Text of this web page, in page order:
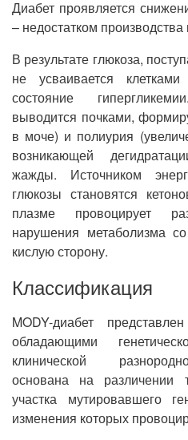
Диабет проявляется
– недостатком производства
В результате глюкоза,
не усваивается
состояние
выводится почками,
в моче) и полиурия
возникающей
жажды. Источником
глюкозы становятся
плазме провоцирует
нарушения метаболизма
кислую сторону.
Классификация
MODY-диабет
обладающими
клинической
основана на различении
участка мутировавшего
изменения которых